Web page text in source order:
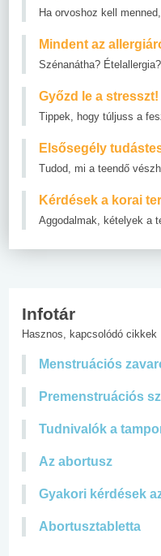
Ha orvoshoz kell
Mindent az
Szénanátha?
Győzd le a stresszt!
Tippek, hogy túljuss a
Elsősegély
Tudod, mi a teendő
Kérdések a korai
Aggodalmak, kételyek a
Infotár
Hasznos, kapcsolódó cikkek
Menstruációs
Premenstruációs
Tudnivalók a
Az abortusz
Gyakori kérdések
Abortusztabletta